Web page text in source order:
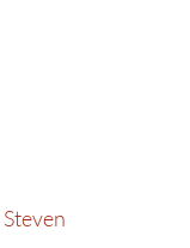
Steven